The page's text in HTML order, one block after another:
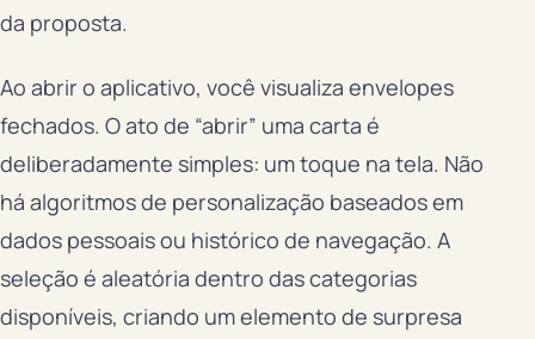
da proposta.
Ao abrir o aplicativo, você visualiza envelopes
fechados. O ato de “abrir” uma carta é
deliberadamente simples: um toque na tela. Não
há algoritmos de personalização baseados em
dados pessoais ou histórico de navegação. A
seleção é aleatória dentro das categorias
disponíveis, criando um elemento de surpresa